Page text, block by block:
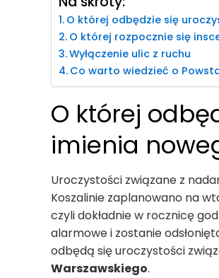
O której odbędzie się
O której rozpocznie się
Wyłączenie ulic z ruchu
Co warto wiedzieć o
O której
imienia
Uroczystości związane z
Koszalinie zaplanowano na
czyli dokładnie w rocznicę
alarmowe i zostanie
odbędą się uroczystości
Warszawskiego.